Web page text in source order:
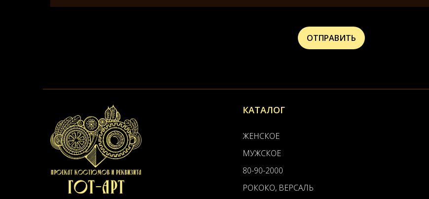
КАТАЛОГ
ЖЕНСКОЕ
МУЖСКОЕ
80-90-2000
РОКОКО, ВЕРСАЛЬ